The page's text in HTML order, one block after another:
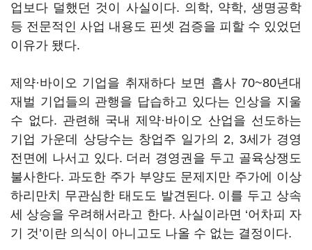
업보다 덜했던 것이 사실이다. 의학, 약학, 생명공학
등 전문적인 사업 내용도 핀셋 검증을 피할 수 있었던
이유가 됐다.
제약·바이오 기업을 취재하다 보면 흡사 70~80년대
재벌 기업들의 관행을 답습하고 있다는 인상을 지울
수 없다. 관련해 국내 제약·바이오 산업을 선도하는
기업 가운데 상당수는 창업주 일가의 2, 3세가 경영
전면에 나서고 있다. 더러 경영권을 두고 골육상쟁도
불사한다. 과도한 주가 부양도 문제지만 주가에 이상
하리만치 무관심한 태도도 발견된다. 이를 두고 상속
세 상승을 우려해서라고 한다. 사실이라면 ‘어차피 자
기 것’이란 의식이 아니고도 나올 수 없는 결정이다.